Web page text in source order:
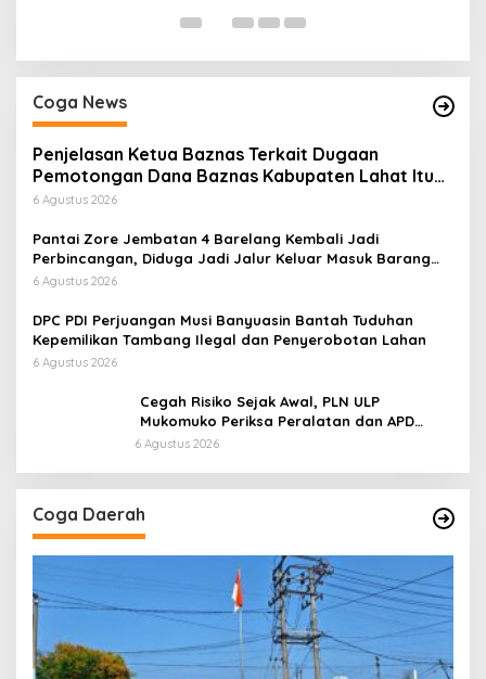
Coga News
Penjelasan Ketua Baznas Terkait Dugaan
Pemotongan Dana Baznas Kabupaten Lahat Itu
Tidak Benar
6 Agustus 2026
Pantai Zore Jembatan 4 Barelang Kembali Jadi
Perbincangan, Diduga Jadi Jalur Keluar Masuk Barang
Tanpa Dokumen Kepabeanan, Nama Berinisial WL
di Kawasan Pesisir
6 Agustus 2026
DPC PDI Perjuangan Musi Banyuasin Bantah Tuduhan
Kepemilikan Tambang Ilegal dan Penyerobotan Lahan
6 Agustus 2026
Cegah Risiko Sejak Awal, PLN ULP
Mukomuko Periksa Peralatan dan APD
Petugas secara Rutin
6 Agustus 2026
Coga Daerah